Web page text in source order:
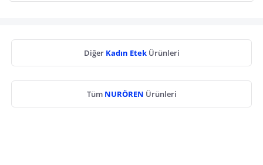
Diğer Kadın Etek Ürünleri
Tüm NURÖREN Ürünleri